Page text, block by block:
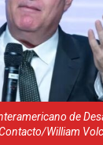
de
William